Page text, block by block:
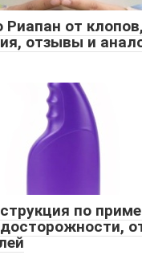
Риапан от клопов,
отзывы и
по